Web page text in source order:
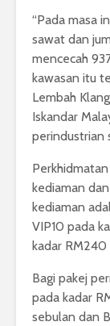
“Pada masa
sawat dan
mencecah
kawasan itu
Lembah
Iskandar
perindustrian
kediaman
kediaman
VIP10 pada
kadar RM240
Bagi pakej
pada kadar
sebulan dan